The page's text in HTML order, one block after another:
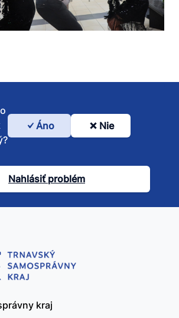
Bol
článok
užitočný?
Áno Nie
Nahlásiť problém
kraj